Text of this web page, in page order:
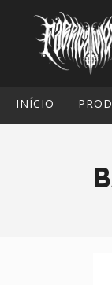
INÍCIO